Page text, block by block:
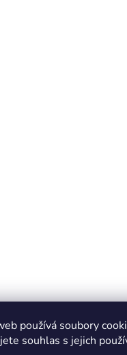
používá soubory
souhlas s jejich